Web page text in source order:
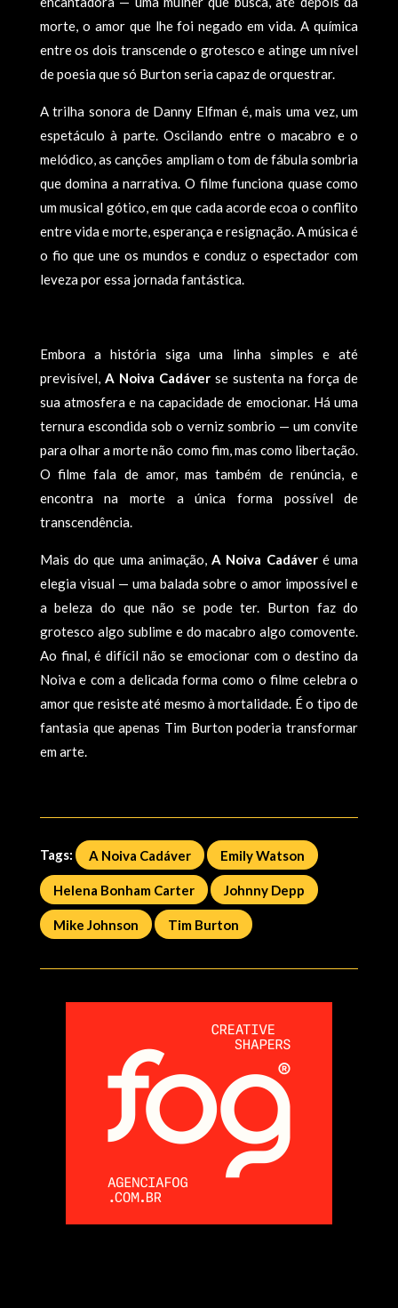
morte, o amor que lhe foi negado em vida. A química
entre os dois transcende o grotesco e atinge um nível
de poesia que só Burton seria capaz de orquestrar.
A trilha sonora de Danny Elfman é, mais uma vez, um
espetáculo à parte. Oscilando entre o macabro e o
melódico, as canções ampliam o tom de fábula sombria
que domina a narrativa. O filme funciona quase como
um musical gótico, em que cada acorde ecoa o conflito
entre vida e morte, esperança e resignação. A música é
o fio que une os mundos e conduz o espectador com
leveza por essa jornada fantástica.
Embora a história siga uma linha simples e até
previsível, A Noiva Cadáverse sustenta na força de
sua atmosfera e na capacidade de emocionar. Há uma
ternura escondida sob o verniz sombrio — um convite
para olhar a morte não como fim, mas como libertação.
O filme fala de amor, mas também de renúncia, e
encontra na morte a única forma possível de
transcendência.
Mais do que uma animação,A Noiva Cadáveré uma
elegia visual — uma balada sobre o amor impossível e
a beleza do que não se pode ter. Burton faz do
grotesco algo sublime e do macabro algo comovente.
Ao final, é difícil não se emocionar com o destino da
Noiva e com a delicada forma como o filme celebra o
amor que resiste até mesmo à mortalidade. É o tipo de
fantasia que apenas Tim Burton poderia transformar
em arte.
Tags: A Noiva Cadáver Emily Watson
Helena Bonham Carter Johnny Depp
Mike Johnson Tim Burton